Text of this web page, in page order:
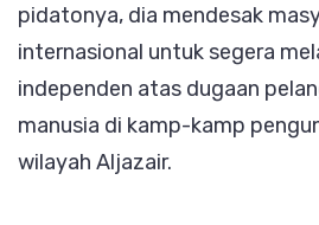
pidatonya, dia mendesak
internasional untuk segera
independen atas dugaan
manusia di kamp-kamp
wilayah Aljazair.